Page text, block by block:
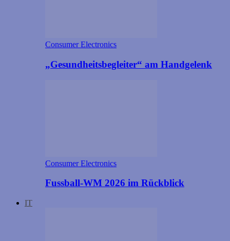
Consumer Electronics
„Gesundheitsbegleiter“ am Handgelenk
Consumer Electronics
Fussball-WM 2026 im Rückblick
IT